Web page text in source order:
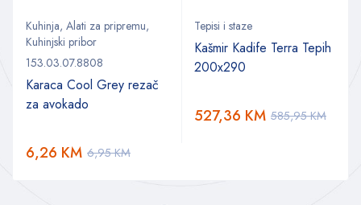
Kuhinja, Alati za pripremu,
Kuhinjski pribor
153.03.07.8808
Karaca Cool Grey rezač
za avokado
6,95KM
6,26 KM
Tepisi i staze
Kašmir Kadife Terra Tepih
200x290
585,95KM
527,36 KM